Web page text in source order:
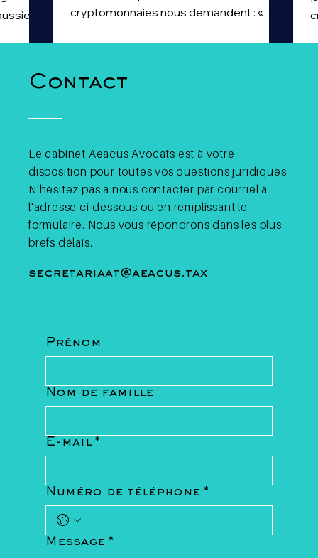
cryptomonnaies nous demandent : «
Contact
Le cabinet Aeacus Avocats est à votre
disposition pour toutes vos questions juridiques.
N'hésitez pas à nous contacter par courriel à
l'adresse ci-dessous ou en remplissant le
formulaire. Nous vous répondrons dans les plus
brefs délais.
secretariaat@aeacus.tax
Prénom
Nom de famille
E-mail *
Numéro de téléphone *
Message *